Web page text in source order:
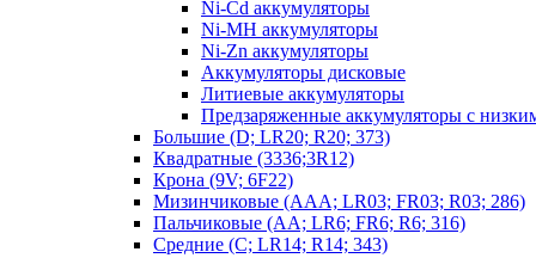
Ni-Cd аккумуляторы
Ni-MH аккумуляторы
Ni-Zn аккумуляторы
Аккумуляторы дисковые
Литиевые аккумуляторы
Предзаряженные аккумуляторы с
Большие (D; LR20; R20; 373)
Квадратные (3336;3R12)
Крона (9V; 6F22)
Мизинчиковые (AAA; LR03; FR03; R03; 286)
Пальчиковые (AA; LR6; FR6; R6; 316)
Средние (C; LR14; R14; 343)